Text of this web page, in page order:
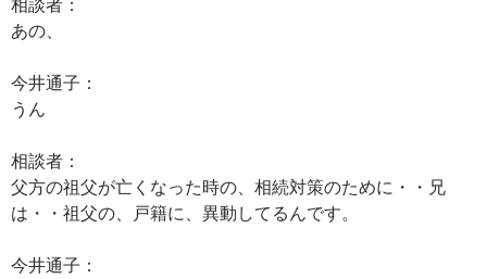
相談者：
あの、
今井通子：
うん
相談者：
父方の祖父が亡くなった時の、相続対策のために・・兄
は・・祖父の、戸籍に、異動してるんです。
今井通子：